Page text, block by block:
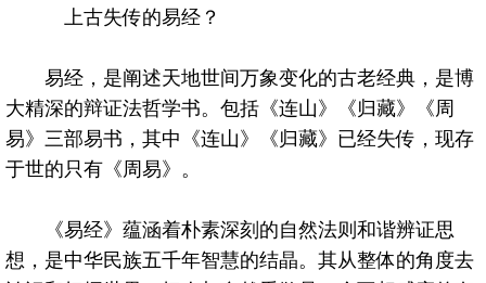
易德轩首席风水大师铁笔居士简介！！
上古失传的易经？
易经，是阐述天地世间万象变化的古老经典，是博
大精深的辩证法哲学书。包括《连山》《归藏》《周
易》三部易书，其中《连山》《归藏》已经失传，现存
于世的只有《周易》。
《易经》蕴涵着朴素深刻的自然法则和谐辨证思
想，是中华民族五千年智慧的结晶。其从整体的角度去